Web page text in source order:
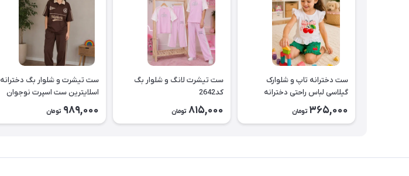
ست دخترانه تاپ و شلوارک
گیلاسی لباس راحتی دخترانه
365,000 تومان
ست تیشرت لانگ و شلوار بگ
کد2642
815,000 تومان
ست تیشرت و شلوار بگ دخترانه
اسلایترین ست اسپرت نوجوان
989,000 تومان